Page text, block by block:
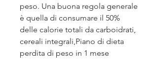
peso. Una buona regola generale
è quella di consumare il 50%
delle calorie totali da carboidrati,
cereali integrali,Piano di dieta
perdita di peso in 1 mese